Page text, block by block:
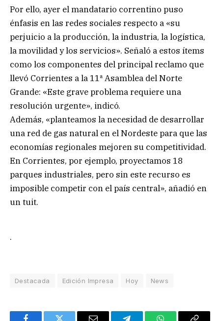
Por ello, ayer el mandatario correntino puso
énfasis en las redes sociales respecto a «su
perjuicio a la producción, la industria, la logística,
la movilidad y los servicios». Señaló a estos ítems
como los componentes del principal reclamo que
llevó Corrientes a la 11ª Asamblea del Norte
Grande: «Este grave problema requiere una
resolución urgente», indicó.
Además, «planteamos la necesidad de desarrollar
una red de gas natural en el Nordeste para que las
economías regionales mejoren su competitividad.
En Corrientes, por ejemplo, proyectamos 18
parques industriales, pero sin este recurso es
imposible competir con el país central», añadió en
un tuit.
.
Destacada Edición Impresa Hoy News